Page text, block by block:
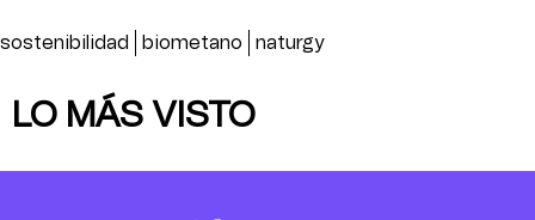
sostenibilidad biometano naturgy
LO MÁS VISTO